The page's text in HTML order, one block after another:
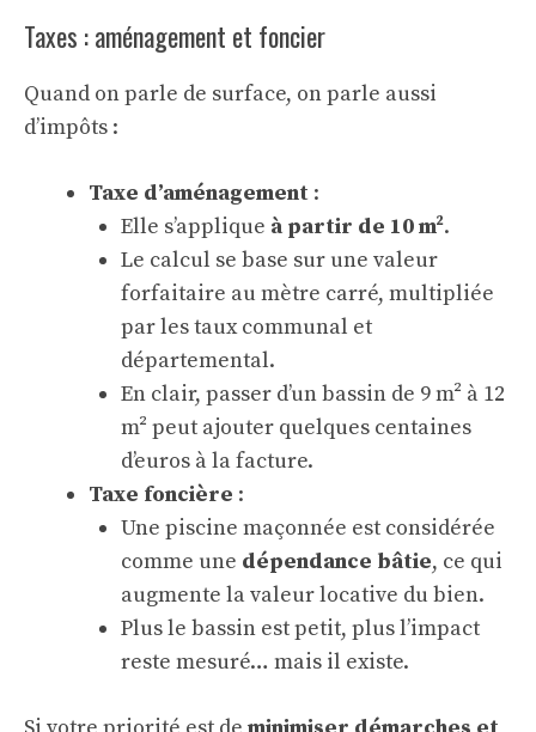
Taxes : aménagement et foncier
Quand on parle de surface, on parle aussi
d’impôts :
Taxe d’aménagement :
Elle s’applique à partir de 10 m².
Le calcul se base sur une valeur
forfaitaire au mètre carré, multipliée
par les taux communal et
départemental.
En clair, passer d’un bassin de 9 m² à 12
m² peut ajouter quelques centaines
d’euros à la facture.
Taxe foncière :
Une piscine maçonnée est considérée
comme une dépendance bâtie, ce qui
augmente la valeur locative du bien.
Plus le bassin est petit, plus l’impact
reste mesuré… mais il existe.